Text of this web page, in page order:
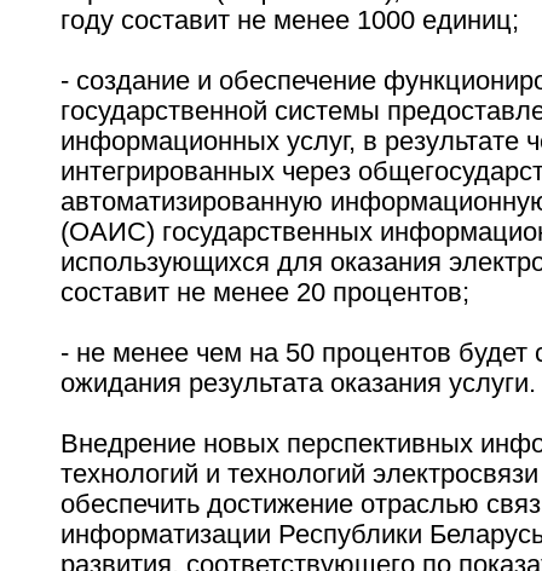
году составит не менее 1000 единиц;
- создание и обеспечение
государственной системы
информационных услуг, в результате
интегрированных через
автоматизированную
(ОАИС) государственных
использующихся для оказания
составит не менее 20 процентов;
- не менее чем на 50 процентов
ожидания результата оказания услуги.
Внедрение новых перспективных
технологий и технологий
обеспечить достижение отраслью
информатизации Республики
развития, соответствующего по